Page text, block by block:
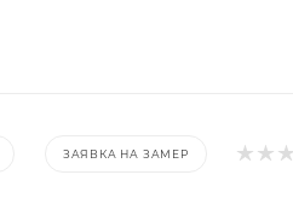
ЗАЯВКА НА ЗАМЕР